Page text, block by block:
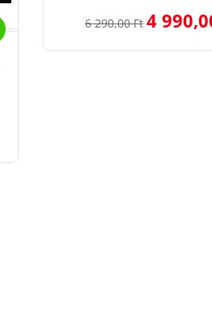
6 290,00 Ft 4